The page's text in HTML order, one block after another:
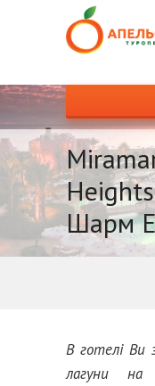
Шарм
В готелі Ви
лагуни на